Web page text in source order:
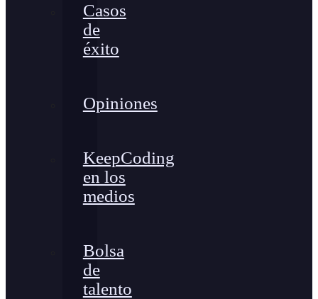
Casos
de
éxito
Opiniones
KeepCoding
en los
medios
Bolsa
de
talento